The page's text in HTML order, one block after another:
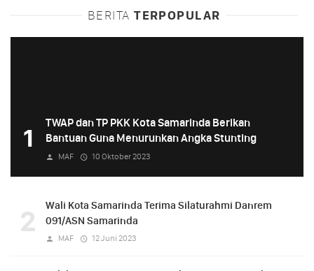
BERITA TERPOPULAR
1
TWAP dan TP PKK Kota Samarinda Berikan
Bantuan Guna Menurunkan Angka Stunting
MAF 10 Oktober 2023
2
Wali Kota Samarinda Terima Silaturahmi Danrem
091/ASN Samarinda
MAF 12 Juni 2023